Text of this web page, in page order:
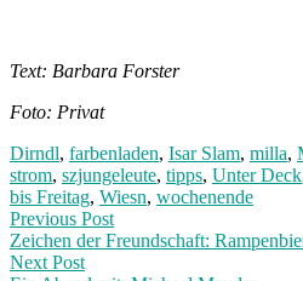
Text: Barbara Forster
Foto: Privat
Dirndl, farbenladen, Isar Slam, milla,
strom, szjungeleute, tipps, Unter Deck
bis Freitag, Wiesn, wochenende
Post
navigation
Previous PostPrevious
post:
Zeichen der Freundschaft:
Next Post